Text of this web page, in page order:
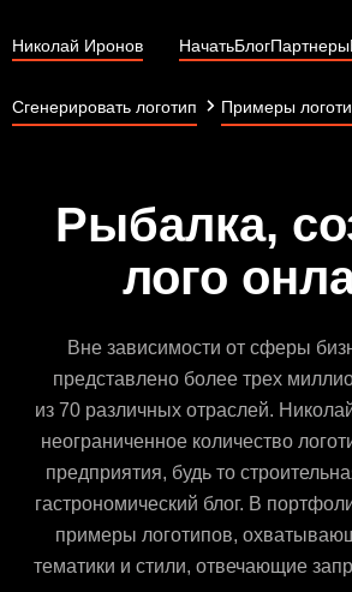
Николай Иронов НачатьБлогПартнеры
Сгенерировать логотип Примеры
Рыбалка,
лого
Вне зависимости от сферы
представлено более трех
из 70 различных отраслей.
неограниченное количество
предприятия, будь то
гастрономический блог. В
примеры логотипов,
тематики и стили, отвечающие